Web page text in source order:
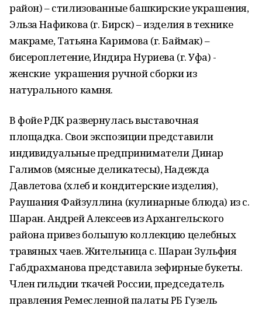
район) – стилизованные башкирские украшения,
Эльза Нафикова (г. Бирск) – изделия в технике
макраме, Татьяна Каримова (г. Баймак) –
бисероплетение, Индира Нуриева (г. Уфа) -
женские украшения ручной сборки из
натурального камня.
В фойе РДК развернулась выставочная
площадка. Свои экспозиции представили
индивидуальные предприниматели Динар
Галимов (мясные деликатесы), Надежда
Давлетова (хлеб и кондитерские изделия),
Раушания Файзуллина (кулинарные блюда) из с.
Шаран. Андрей Алексеев из Архангельского
района привез большую коллекцию целебных
травяных чаев. Жительница с. Шаран Зульфия
Габдрахманова представила зефирные букеты.
Член гильдии ткачей России, председатель
правления Ремесленной палаты РБ Гузель